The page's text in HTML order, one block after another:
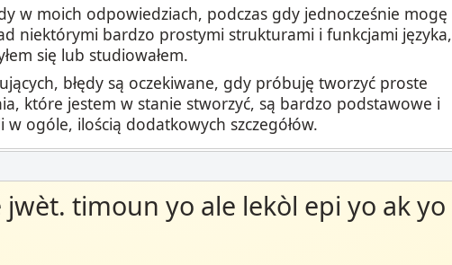
w moich odpowiedziach, podczas gdy jednocześnie mogę
niektórymi bardzo prostymi strukturami i funkcjami języka,
się lub studiowałem.
błędy są oczekiwane, gdy próbuję tworzyć proste
które jestem w stanie stworzyć, są bardzo podstawowe i
w ogóle, ilością dodatkowych szczegółów.
timoun yo ale lekòl epi yo ak yo